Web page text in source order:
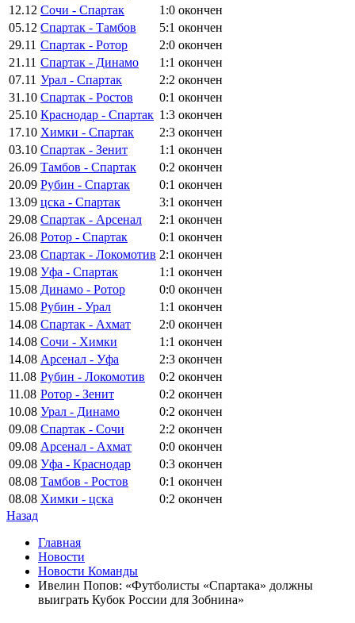
12.12 Сочи - Спартак 1:0 окончен
05.12 Спартак - Тамбов 5:1 окончен
29.11 Спартак - Ротор 2:0 окончен
21.11 Спартак - Динамо 1:1 окончен
07.11 Урал - Спартак 2:2 окончен
31.10 Спартак - Ростов 0:1 окончен
25.10 Краснодар - Спартак 1:3 окончен
17.10 Химки - Спартак 2:3 окончен
03.10 Спартак - Зенит 1:1 окончен
26.09 Тамбов - Спартак 0:2 окончен
20.09 Рубин - Спартак 0:1 окончен
13.09 цска - Спартак 3:1 окончен
29.08 Спартак - Арсенал 2:1 окончен
26.08 Ротор - Спартак 0:1 окончен
23.08 Спартак - Локомотив 2:1 окончен
19.08 Уфа - Спартак 1:1 окончен
15.08 Динамо - Ротор 0:0 окончен
15.08 Рубин - Урал 1:1 окончен
14.08 Спартак - Ахмат 2:0 окончен
14.08 Сочи - Химки 1:1 окончен
14.08 Арсенал - Уфа 2:3 окончен
11.08 Рубин - Локомотив 0:2 окончен
11.08 Ротор - Зенит 0:2 окончен
10.08 Урал - Динамо 0:2 окончен
09.08 Спартак - Сочи 2:2 окончен
09.08 Арсенал - Ахмат 0:0 окончен
09.08 Уфа - Краснодар 0:3 окончен
08.08 Тамбов - Ростов 0:1 окончен
08.08 Химки - цска 0:2 окончен
Назад
Главная
Новости
Новости Команды
Ивелин Попов: «Футболисты «Спартака» должны
выиграть Кубок России для Зобнина»